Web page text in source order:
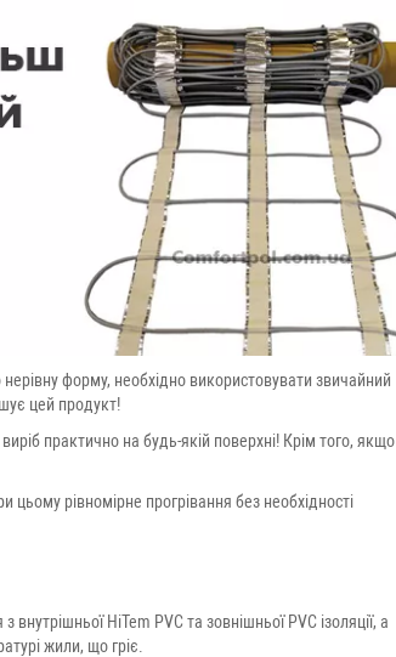
форму, необхідно використовувати звичайний
цей продукт!
практично на будь-якій поверхні! Крім того, якщо
цьому рівномірне прогрівання без необхідності
HiTem PVC та зовнішньої PVC ізоляції, а
жили, що гріє.